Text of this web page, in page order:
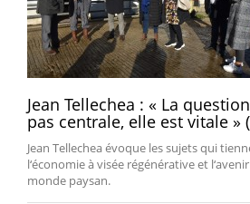
Jean Tellechea : « La
pas centrale, elle est vitale »
Jean Tellechea évoque les sujets qui
l‘économie à visée régénérative et
monde paysan.